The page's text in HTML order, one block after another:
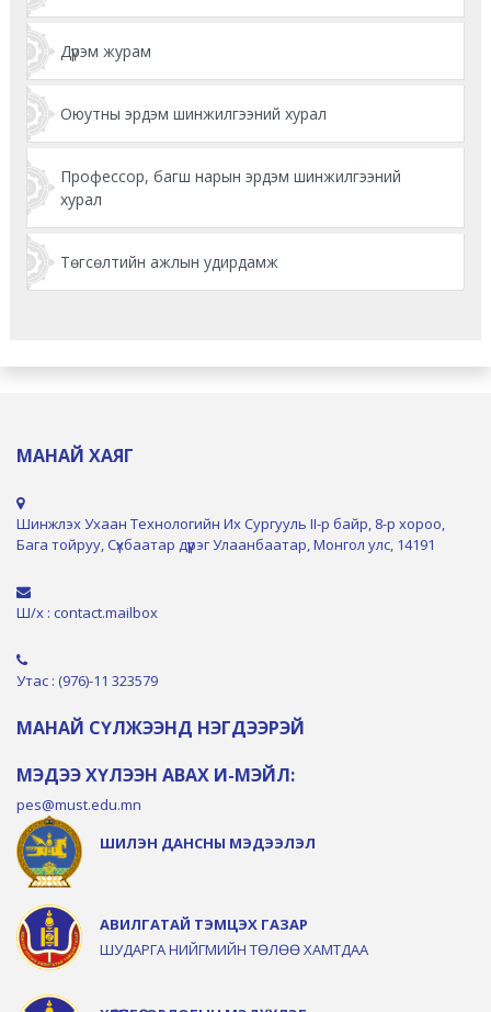
Дүрэм журам
Оюутны эрдэм шинжилгээний хурал
Профессор, багш нарын эрдэм шинжилгээний
хурал
Төгсөлтийн ажлын удирдамж
МАНАЙ ХАЯГ
Шинжлэх Ухаан Технологийн Их Сургууль II-р байр, 8-р хороо,
Бага тойруу, Сүхбаатар дүүрэг Улаанбаатар, Монгол улс, 14191
Ш/х : contact.mailbox
Утас : (976)-11 323579
МАНАЙ СҮЛЖЭЭНД НЭГДЭЭРЭЙ
МЭДЭЭ ХҮЛЭЭН АВАХ И-МЭЙЛ:
pes@must.edu.mn
ШИЛЭН ДАНСНЫ МЭДЭЭЛЭЛ
АВИЛГАТАЙ ТЭМЦЭХ ГАЗАР
ШУДАРГА НИЙГМИЙН ТӨЛӨӨ ХАМТДАА